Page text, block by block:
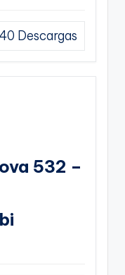
Descargas
532 –